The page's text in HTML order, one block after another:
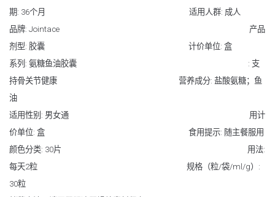
期: 36个月 适用人群: 成人
品牌: Jointace 产品
剂型: 胶囊 计价单位: 盒
系列: 氨糖鱼油胶囊 : 支
持骨关节健康 营养成分: 盐酸氨糖；鱼
油
适用性别: 男女通 用计
价单位: 盒 食用提示: 随主餐服用
颜色分类: 30片 用法:
每天2粒 规格（粒/袋/ml/g）:
30粒